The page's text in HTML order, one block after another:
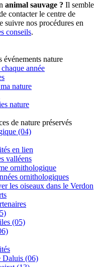
animal sauvage ? Il semble
contacter le centre de
suivre nos procédures en
conseils.
événements nature
année
nature
nature
de nature préservés
(04)
en lien
valléens
ornithologique
ornithologiques
les oiseaux dans le Verdon
(05)
Daluis (06)